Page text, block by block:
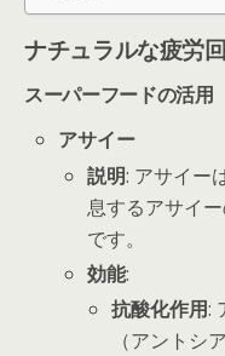
ナチュラルな疲労
スーパーフードの活用
アサイー
説明: アサイー
息するアサイ
です。
効能:
抗酸化作用:
（アントシ